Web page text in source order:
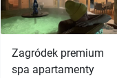
Zagródek premium
spa apartamenty